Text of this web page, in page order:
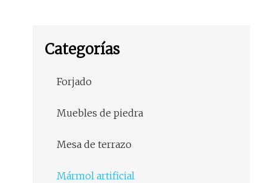
Categorías
Forjado
Muebles de piedra
Mesa de terrazo
Mármol artificial